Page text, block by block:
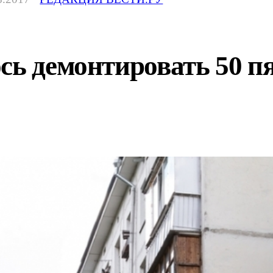
демонтировать 50